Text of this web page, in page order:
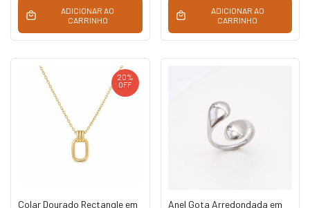
ADICIONAR AO
CARRINHO
ADICIONAR AO
CARRINHO
20%
OFF
Colar Dourado Rectangle em
Anel Gota Arredondada em